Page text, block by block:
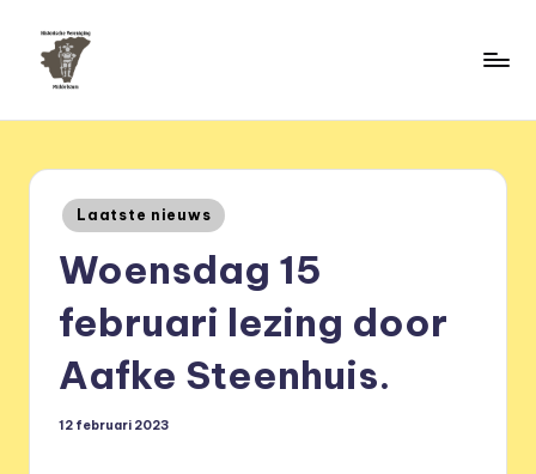
Geplaatst
in
Laatste nieuws
Woensdag 15
februari lezing door
Aafke Steenhuis.
12 februari 2023